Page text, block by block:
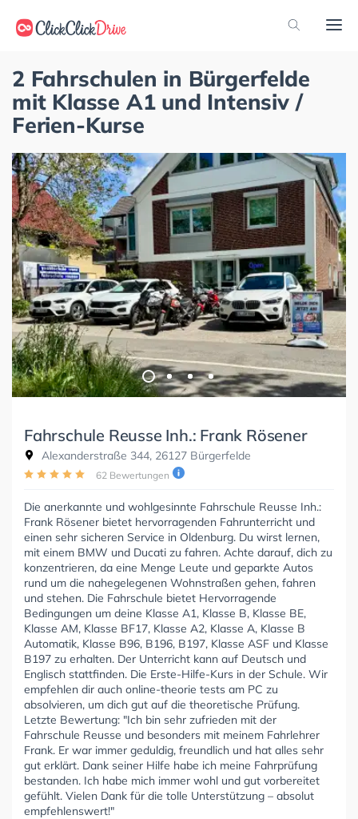
2 Fahrschulen in Bürgerfelde
mit Klasse A1 und Intensiv /
Ferien-Kurse
Fahrschule Reusse Inh.: Frank Rösener
Alexanderstraße 344, 26127 Bürgerfelde
62 Bewertungen
Die anerkannte und wohlgesinnte Fahrschule Reusse Inh.:
Frank Rösener bietet hervorragenden Fahrunterricht und
einen sehr sicheren Service in Oldenburg. Du wirst lernen,
mit einem BMW und Ducati zu fahren. Achte darauf, dich zu
konzentrieren, da eine Menge Leute und geparkte Autos
rund um die nahegelegenen Wohnstraßen gehen, fahren
und stehen. Die Fahrschule bietet Hervorragende
Bedingungen um deine Klasse A1, Klasse B, Klasse BE,
Klasse AM, Klasse BF17, Klasse A2, Klasse A, Klasse B
Automatik, Klasse B96, B196, B197, Klasse ASF und Klasse
B197 zu erhalten. Der Unterricht kann auf Deutsch und
Englisch stattfinden. Die Erste-Hilfe-Kurs in der Schule. Wir
empfehlen dir auch online-theorie tests am PC zu
absolvieren, um dich gut auf die theoretische Prüfung.
Letzte Bewertung: "Ich bin sehr zufrieden mit der
Fahrschule Reusse und besonders mit meinem Fahrlehrer
Frank. Er war immer geduldig, freundlich und hat alles sehr
gut erklärt. Dank seiner Hilfe habe ich meine Fahrprüfung
bestanden. Ich habe mich immer wohl und gut vorbereitet
gefühlt. Vielen Dank für die tolle Unterstützung – absolut
empfehlenswert!"